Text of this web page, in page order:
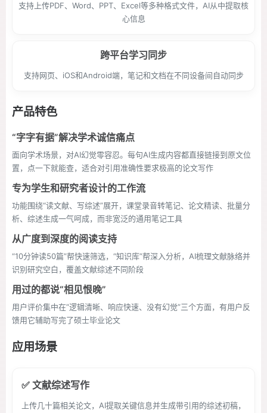
支持上传PDF、Word、PPT、Excel等多种格式文件，AI从中提取核
心信息
跨平台学习同步
支持网页、iOS和Android端，笔记和文档在不同设备间自动同步
产品特色
“字字有据”解决学术诚信痛点
面向学术场景，对AI幻觉零容忍。每句AI生成内容都直接链接到原文位
置，点一下就能查，适合对引用准确性要求极高的论文写作
专为学生和研究者设计的工作流
功能围绕“读文献、写综述”展开，课堂录音转笔记、论文精读、批量分
析、综述生成一气呵成，而非宽泛的通用笔记工具
从广度到深度的阅读支持
“10分钟读50篇”帮快速筛选，“知识库”帮深入分析，AI梳理文献脉络并
识别研究空白，覆盖文献综述不同阶段
用过的都说“相见恨晚”
用户评价集中在“逻辑清晰、响应快速、没有幻觉”三个方面，有用户反
馈用它辅助写完了硕士毕业论文
应用场景
✅ 文献综述写作
上传几十篇相关论文，AI提取关键信息并生成带引用的综述初稿，